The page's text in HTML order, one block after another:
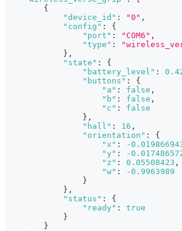
{
"device_id" : "0" ,
"config" :
{
"port" : "COM6" ,
"type" :
} ,
"state" :
{
"battery_level" :
"buttons" :
{
"a" : false ,
"b" : false ,
"c" :
false
} ,
"hall" : 16 ,
"orientation" :
{
"x" : -
"y" : -
"z" : 0.05508423 ,
"w" :
-0.9963989
}
} ,
"status" :
{
"ready" :
true
}
}